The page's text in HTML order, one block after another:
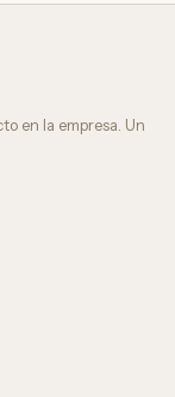
en la empresa. Un